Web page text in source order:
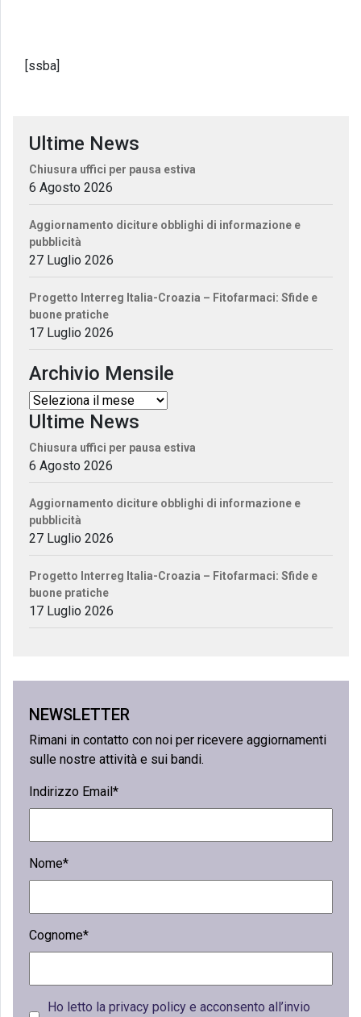
[ssba]
Ultime News
Chiusura uffici per pausa estiva
6 Agosto 2026
Aggiornamento diciture obblighi di informazione e
pubblicità
27 Luglio 2026
Progetto Interreg Italia-Croazia – Fitofarmaci: Sfide e
buone pratiche
17 Luglio 2026
Archivio Mensile
Ultime News
Chiusura uffici per pausa estiva
6 Agosto 2026
Aggiornamento diciture obblighi di informazione e
pubblicità
27 Luglio 2026
Progetto Interreg Italia-Croazia – Fitofarmaci: Sfide e
buone pratiche
17 Luglio 2026
NEWSLETTER
Rimani in contatto con noi per ricevere aggiornamenti
sulle nostre attività e sui bandi.
Indirizzo Email*
Nome*
Cognome*
Ho letto la privacy policy e acconsento all’invio